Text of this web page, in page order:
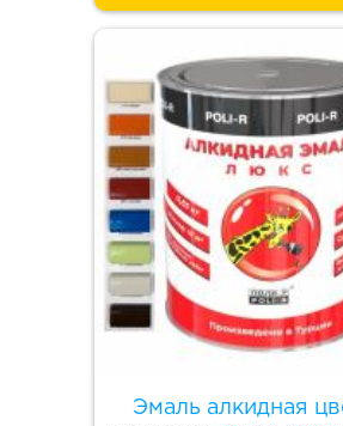
Эмаль алкидная